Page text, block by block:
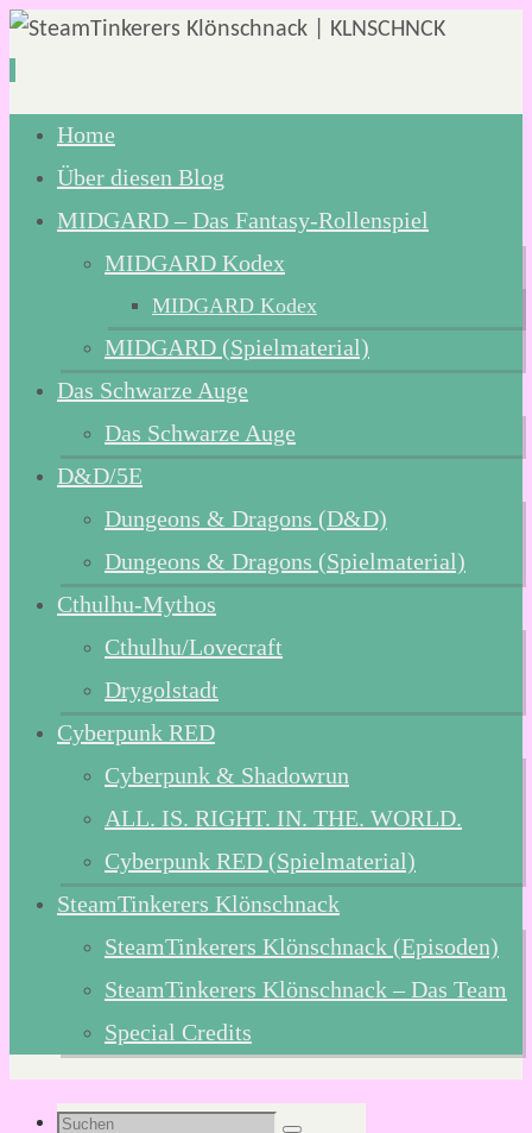
Zum
Inhalt
springen
Home
Über diesen Blog
MIDGARD – Das Fantasy-Rollenspiel
MIDGARD Kodex
MIDGARD Kodex
MIDGARD (Spielmaterial)
Das Schwarze Auge
Das Schwarze Auge
D&D/5E
Dungeons & Dragons (D&D)
Dungeons & Dragons (Spielmaterial)
Cthulhu-Mythos
Cthulhu/Lovecraft
Drygolstadt
Cyberpunk RED
Cyberpunk & Shadowrun
ALL. IS. RIGHT. IN. THE. WORLD.
Cyberpunk RED (Spielmaterial)
SteamTinkerers Klönschnack
SteamTinkerers Klönschnack (Episoden)
SteamTinkerers Klönschnack – Das Team
Special Credits
Suchen